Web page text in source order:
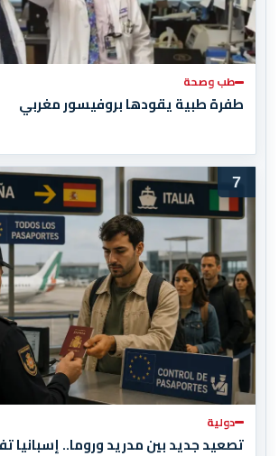
طب وصحة
طفرة طبية يقودها بروفيسور مغربي
7
دولية
تصعيد جديد بين مدريد وروما.. إسبانيا